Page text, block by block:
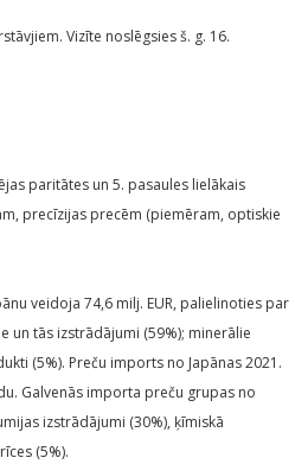
Vizīte noslēgsies š. g. 16.
paritātes un 5. pasaules lielākais
precīzijas precēm (piemēram, optiskie
veidoja 74,6 milj. EUR, palielinoties par
un tās izstrādājumi (59%); minerālie
(5%). Preču imports no Japānas 2021.
Galvenās importa preču grupas no
izstrādājumi (30%), ķīmiskā
(5%).